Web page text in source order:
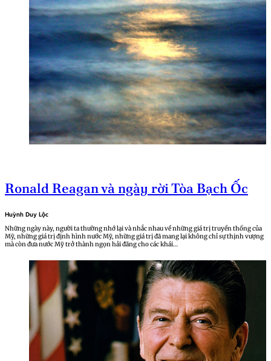
Ronald Reagan và ngày rời Tòa Bạch Ốc
Huỳnh Duy Lộc
Những ngày này, người ta thường nhớ lại và nhắc nhau về những giá trị truyền thống của
Mỹ, những giá trị định hình nước Mỹ, những giá trị đã mang lại không chỉ sự thịnh vượng
mà còn đưa nước Mỹ trở thành ngọn hải đăng cho các khái…